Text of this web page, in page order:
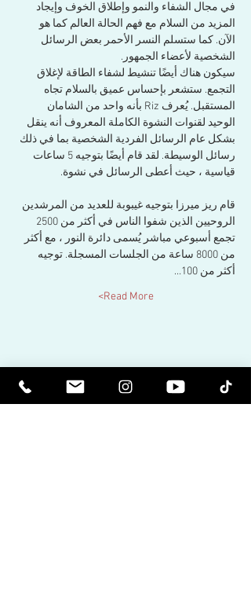
في مجال الشفاء والنمو وإطلاق الخوف وإيجاد
المزيد من السلام مع فهم الحالة العالم كما هو
الآن. كما ستسلم النسر الأحمر بعض الرسائل
الشخصية لأعضاء الجمهور.
سيكون هناك أيضًا تنشيط لشفاء الطاقة لإغلاق
التجمع. ستشعر بإحساس عميق بالسلام تجاه
المستقبل. يُعرف Riz بأنه واحد من الشامان
الوحيد لقنوات النشوة الكاملة المعروف أنه ينقل
بشكل عام الرسائل الفردية الشخصية بما في ذلك
رسائل الوسيطة. لقد قام أيضًا بتوجيه 5 ساعات
قياسية ، حيث أعطى الرسائل في نشوة.
قام ريز ميرزا بتوجيه غيبوبة للعديد من المرشدين
تجمع أسبوعي مباشر يُسمى دائرة النور ، مع أكثر
من 8000 ساعة من الجلسات المسجلة. توجيه
أكثر من 100…
Read More>
Share This Event